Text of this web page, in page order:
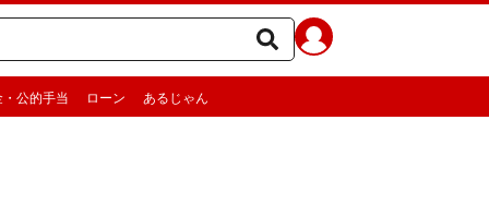
・公的手当 ローン あるじゃん